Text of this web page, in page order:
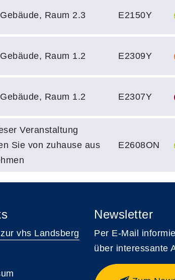
Raum 2.3 E2150Y
Raum 1.2 E2309Y
Raum 1.2 E2307Y
Veranstaltung
Sie von zuhause aus
E2608ON
vhs Landsberg
Newsletter
Per E-Mail
über interessante